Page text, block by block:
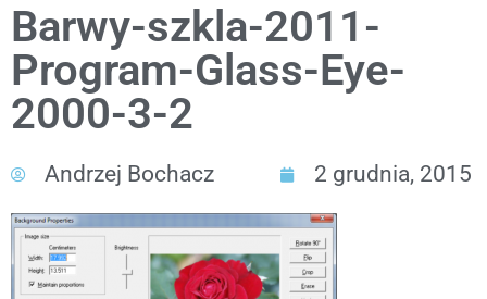
Barwy-szkla-2011-
Program-Glass-Eye-
2000-3-2
Andrzej Bochacz 2 grudnia, 2015